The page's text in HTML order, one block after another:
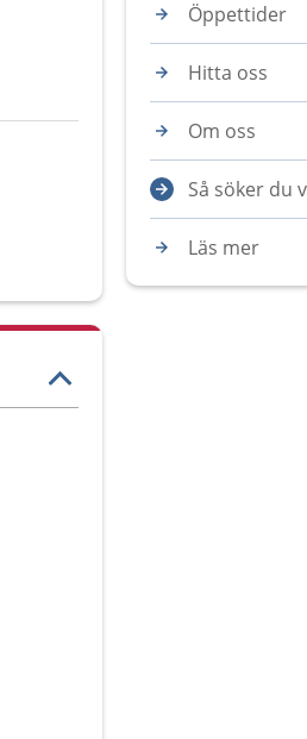
Öppettider
Hitta oss
Om oss
Så söker du
Läs mer